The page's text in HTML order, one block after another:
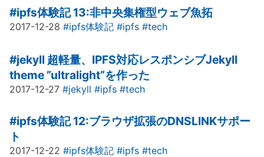
#ipfs体験記 13:非中央集権型ウェブ魚拓
2017-12-28 #ipfs体験記 #ipfs #tech
#jekyll 超軽量、IPFS対応レスポンシブJekyll
theme ”ultralight”を作った
2017-12-27 #jekyll #ipfs #tech
#ipfs体験記 12:ブラウザ拡張のDNSLINKサポー
ト
2017-12-22 #ipfs体験記 #ipfs #tech